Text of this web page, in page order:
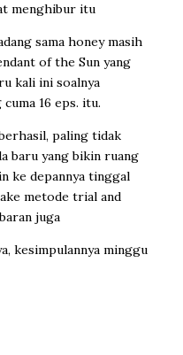
menghibur itu
sama honey masih
of the Sun yang
kali ini soalnya
16 eps. itu.
paling tidak
baru yang bikin ruang
ke depannya tinggal
metode trial and
juga
kesimpulannya minggu